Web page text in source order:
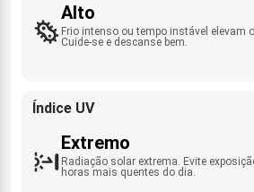
Alto
Frio intenso ou tempo instável elevam
Cuide-se e descanse bem.
Índice UV
Extremo
Radiação solar extrema. Evite
horas mais quentes do dia.